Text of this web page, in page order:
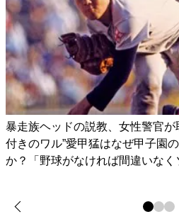
暴走族ヘッドの説教、女性警官
付きのワル”愛甲猛はなぜ甲子園
か？「野球がなければ間違いなく